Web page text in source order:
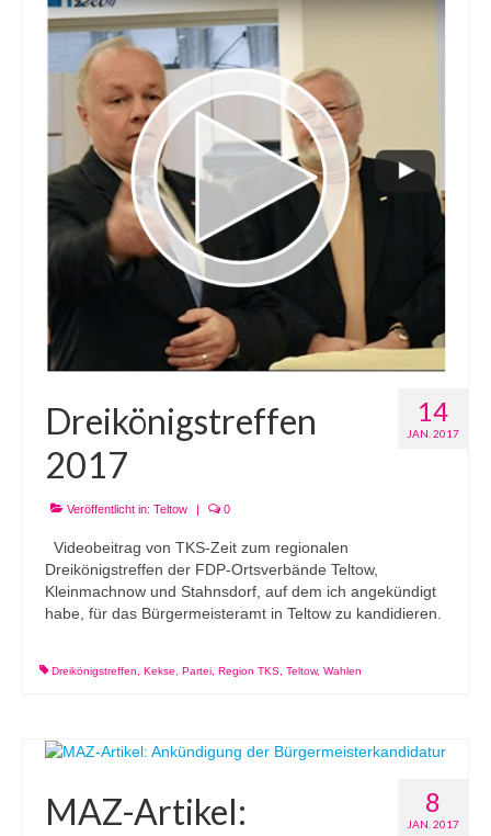
14
JAN. 2017
Dreikönigstreffen
2017
Veröffentlicht in: Teltow | 0
Videobeitrag von TKS-Zeit zum regionalen
Dreikönigstreffen der FDP-Ortsverbände Teltow,
Kleinmachnow und Stahnsdorf, auf dem ich angekündigt
habe, für das Bürgermeisteramt in Teltow zu kandidieren.
Dreikönigstreffen Kekse Partei Region TKS Teltow, Wahlen
8
JAN. 2017
MAZ-Artikel: